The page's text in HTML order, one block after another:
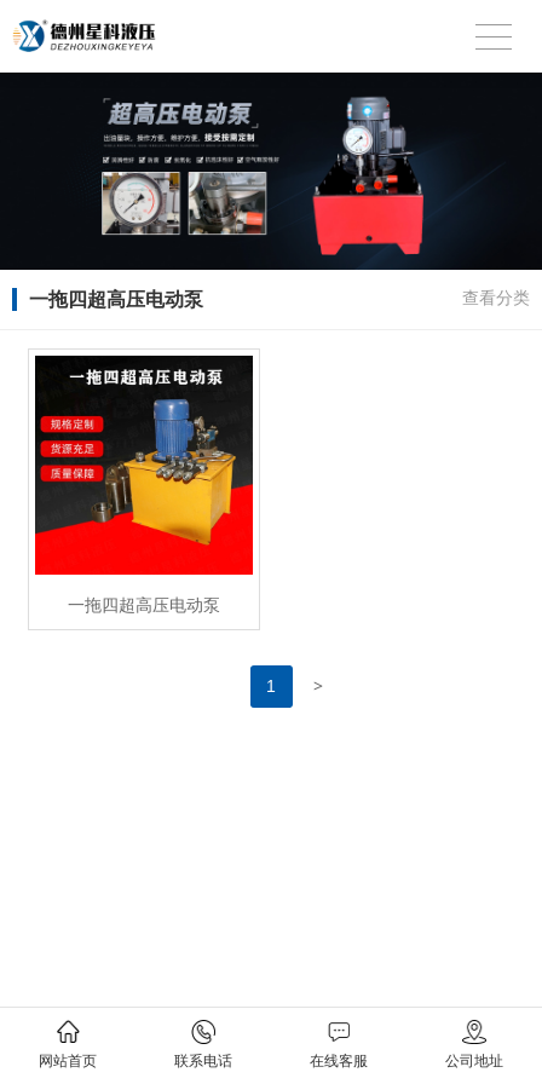
一拖四超高压电动泵 查看分类
一拖四超高压电动泵
1 >
网站首页 联系电话 在线客服 公司地址